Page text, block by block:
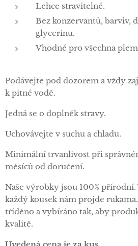
Lehce stravitelné.
Bez konzervantů, barviv,
glycerinu.
Vhodné pro všechna
Podávejte pod dozorem a vždy
k pitné vodě.
Jedná se o doplněk stravy.
Uchovávejte v suchu a chladu.
Minimální trvanlivost při
měsíců od doručení.
Naše výrobky jsou 100% přírodní.
každý kousek nám projde
tříděno a vybíráno tak, aby
kvalitě.
Uvedená cena je za kus.